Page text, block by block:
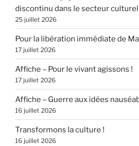
discontinu dans le secteur culturel
25 juillet 2026
Pour la libération immédiate de
17 juillet 2026
Affiche – Pour le vivant agissons !
17 juillet 2026
Affiche – Guerre aux idées
16 juillet 2026
Transformons la culture !
16 juillet 2026